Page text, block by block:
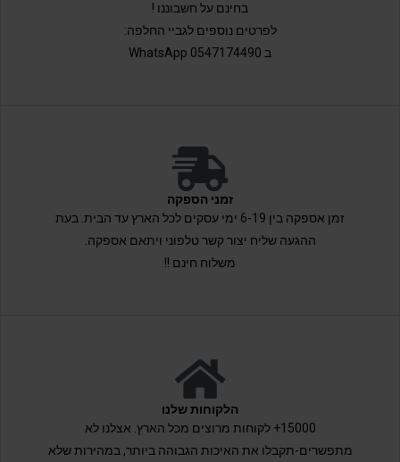
בחינם על חשבוננו !
לפרטים נוספים לגביי החלפה:
ב 0547174490 WhatsApp
זמני הספקה
זמן אספקה בין 6-19 ימי עסקים לכל הארץ עד הבית. בעת
ההגעה שליח יצור קשר טלפוני ויתאם אספקה.
משלוח חינם !!
הלקוחות שלנו
15000+ לקוחות מרוצים מכל הארץ. אצלנו לא
מתפשרים-תקבלו את האיכות הגבוהה ביותר, במהירות שלא